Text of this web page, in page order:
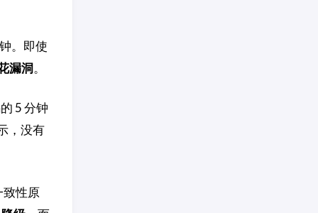
。即使
漏洞。
5 分钟
，没有
致性原